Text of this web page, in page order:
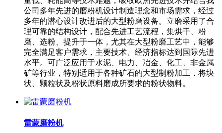
公司多年先进的磨粉机设计制造理念和市场需求，经过
多年的潜心设计改进后的大型粉磨设备。立磨采用了合
理可靠的结构设计，配合先进工艺流程，集烘干、粉
磨、选粉、提升于一体，尤其在大型粉磨工艺中，能够
完全满足客户需求，主要技术、经济指标达到国际先进
水平。可广泛应用于水泥、电力、冶金、化工、非金属
矿等行业，特别适用于各种矿石的大型制粉加工，将块
状、颗粒状及粉状原料磨成所要求的粉状物料。
雷蒙磨粉机